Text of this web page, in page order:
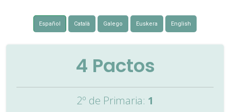
Español Català Galego Euskera English
4 Pactos
2º de Primaria: 1